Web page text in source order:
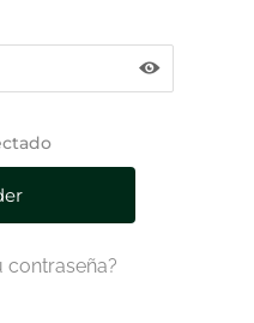
contraseña?